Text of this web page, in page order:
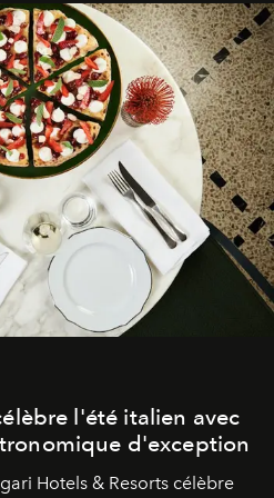
l'été italien avec
d'exception
Hotels & Resorts célèbre